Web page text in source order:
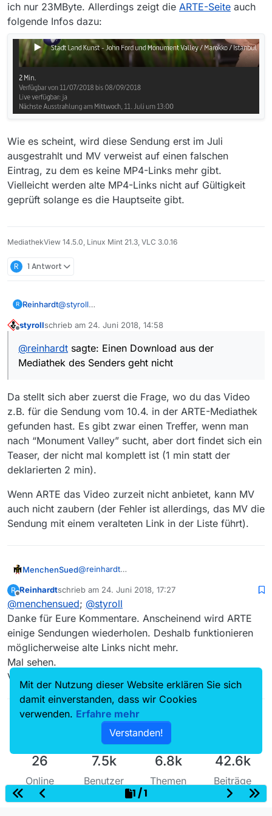
der Mediathek des Senders geht nicht (ich habe
bisher keinen Dienst gefunden, der mit der Teilen-
z.B. Audials findet die Quellen ebenfalls nicht, und
der Live-Mitschnitt verbietet jede andere parallele
Anwendung …
Gruß, Reinhardt
ich nur 23MByte. Allerdings zeigt die ARTE-Seite auch
folgende Infos dazu:
Wie es scheint, wird diese Sendung erst im Juli
ausgestrahlt und MV verweist auf einen falschen
Eintrag, zu dem es keine MP4-Links mehr gibt.
Vielleicht werden alte MP4-Links nicht auf Gültigkeit
geprüft solange es die Hauptseite gibt.
MediathekView 14.5.0, Linux Mint 21.3, VLC 3.0.16
R 1 Antwort
R Reinhardt@styroll
ich habe seit einigen Tagen auf ARTE.DE das gleiche
Kunst”, die zwischen dem 28.3.18 und dem 23.4.18
gesendet wurden. Sowohl ältere als neuere
Ich nutze den Internet Explorer. Einen Download aus
der Mediathek des Senders geht nicht (ich habe
bisher keinen Dienst gefunden, der mit der Teilen-
Adresse etwas ausrichten konnte), Streaming über
z.B. Audials findet die Quellen ebenfalls nicht, und
der Live-Mitschnitt verbietet jede andere parallele
Anwendung …
Hat von Euch noch jemand einen Vorschlag?
Gruß, Reinhardt
styrollschrieb am 24. Juni 2018, 14:58
zuletzt editiert von
@reinhardt sagte: Einen Download aus der
Mediathek des Senders geht nicht
Da stellt sich aber zuerst die Frage, wo du das Video
z.B. für die Sendung vom 10.4. in der ARTE-Mediathek
gefunden hast. Es gibt zwar einen Treffer, wenn man
nach “Monument Valley” sucht, aber dort findet sich ein
Teaser, der nicht mal komplett ist (1 min statt der
deklarierten 2 min).
Wenn ARTE das Video zurzeit nicht anbietet, kann MV
auch nicht zaubern (der Fehler ist allerdings, das MV die
Sendung mit einem veralteten Link in der Liste führt).
MenchenSued@reinhardt
habe mir die Sendung vom
herunter geladen und statt der bei MV
angegebenen 541MByte bekomme ich nur
23MByte. Allerdings zeigt die
ARTE-Seite
folgende Infos dazu:
Wie es scheint, wird diese Sendung erst im Juli
ausgestrahlt und MV verweist auf einen
falschen Eintrag, zu dem es keine MP4-Links
mehr gibt. Vielleicht werden alte MP4-Links
nicht auf Gültigkeit geprüft solange es die
Hauptseite gibt.
R Reinhardtschrieb am 24. Juni 2018, 17:27
zuletzt editiert von
@menchensued; @styroll
Danke für Eure Kommentare. Anscheinend wird ARTE
einige Sendungen wiederholen. Deshalb funktionieren
möglicherweise alte Links nicht mehr.
Mal sehen.
Viele Grüße, Reinhardt
26
Online
7.5k
Benutzer
6.8k
Themen
42.6k
Beiträge
1 / 1
Mit der Nutzung dieser Website erklären Sie sich
damit einverstanden, dass wir Cookies
verwenden. Erfahre mehr
Verstanden!